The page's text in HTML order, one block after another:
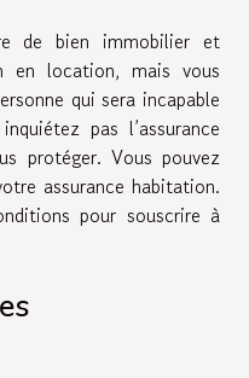
de bien immobilier et
en location, mais vous
qui sera incapable
pas l’assurance
protéger. Vous pouvez
assurance habitation.
pour souscrire à